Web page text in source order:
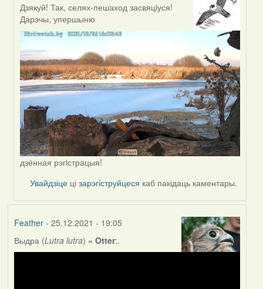
In
reply
to
by
Lighty
Дзякуй! Так, селях-пешаход засвяцiуся!
Дарэчы, упершыню
дзённая рэгiстрацыя!
Увайдзіце цізарэгіструйцеся каб пакідаць каментары.
Feather- 25.12.2021 - 19:05
Выдра (Lutra lutra) = Otter:.